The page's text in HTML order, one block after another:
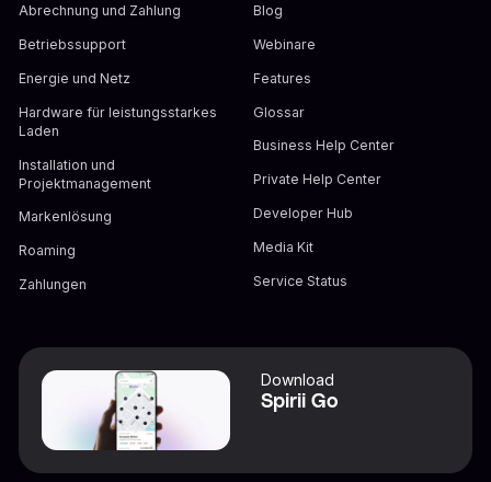
Abrechnung und Zahlung
Betriebssupport
Energie und Netz
Hardware für leistungsstarkes
Laden
Installation und
Projektmanagement
Markenlösung
Roaming
Zahlungen
Blog
Webinare
Features
Glossar
Business Help Center
Private Help Center
Developer Hub
Media Kit
Service Status
Download
Spirii Go